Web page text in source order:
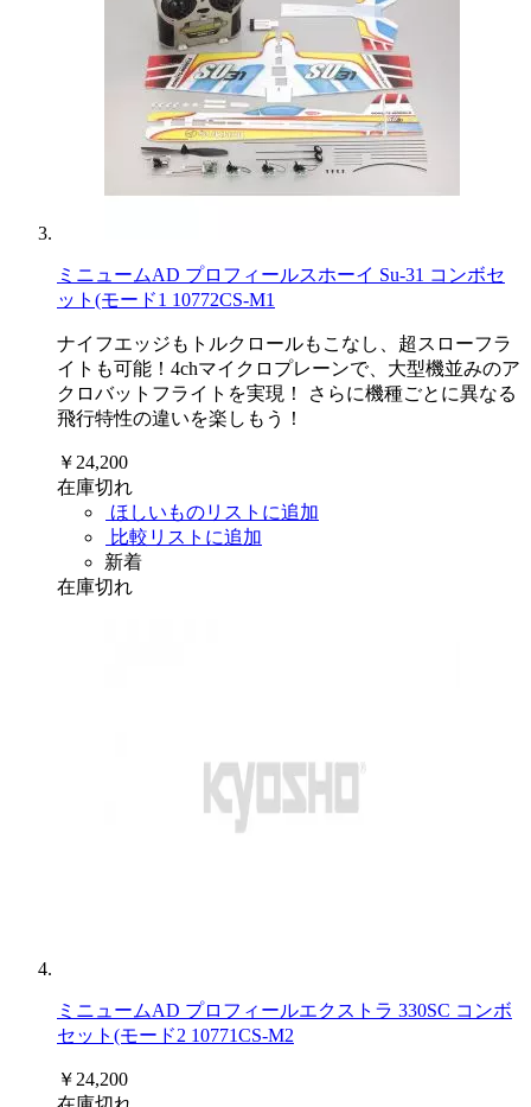
ミニュームAD プロフィールスホーイ Su-31 コンボセ
ット(モード1 10772CS-M1
ナイフエッジもトルクロールもこなし、超スローフラ
イトも可能！4chマイクロプレーンで、大型機並みのア
クロバットフライトを実現！ さらに機種ごとに異なる
飛行特性の違いを楽しもう！
￥24,200
在庫切れ
ほしいものリストに追加
比較リストに追加
新着
在庫切れ
ミニュームAD プロフィールエクストラ 330SC コンボ
セット(モード2 10771CS-M2
￥24,200